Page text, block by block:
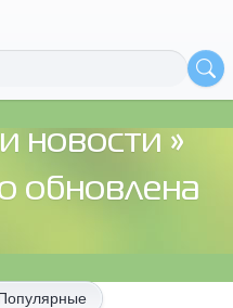
новости »
обновлена